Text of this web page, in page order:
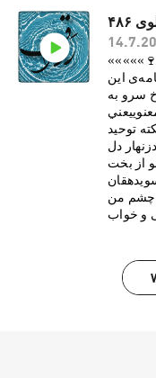
تو چو
در
اهل
هنر شویSupport this podcast at —
https://
«««««🍷می‌بهـا»»»»»غزل نمره ۴۸۶مفعول و
این
سرو به
توحيد
دل
از بخت
چشم من
و خواب
مولوی؟Support this podcast at —
https://